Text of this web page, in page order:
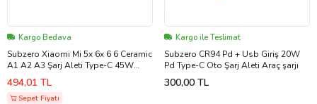
Kargo Bedava
Subzero Xiaomi Mi 5x 6x 6 6 Ceramic
A1 A2 A3 Şarj Aleti Type-C 45W
Hızlı Şarj ( Orijinal Subzero) SBZ-
SG36
494,01 TL
Sepet Fiyatı
Kargo ile Teslimat
Subzero CR94 Pd + Usb Giriş 20W
Pd Type-C Oto Şarj Aleti Araç şarjı
300,00 TL